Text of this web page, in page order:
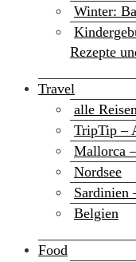
Winter:
Rezepte
Travel
alle
TripTip –
Mallorca
Nordsee
Sardinien
Belgien
Food